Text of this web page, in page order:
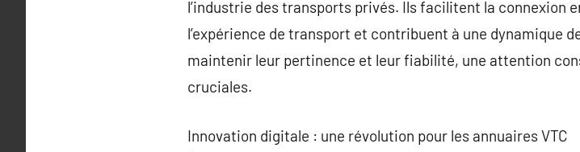
l’industrie des transports privés. Ils facilitent la connexion
l’expérience de transport et contribuent à une dynamique
maintenir leur pertinence et leur fiabilité, une attention
cruciales.
Innovation digitale : une révolution pour les annuaires VTC